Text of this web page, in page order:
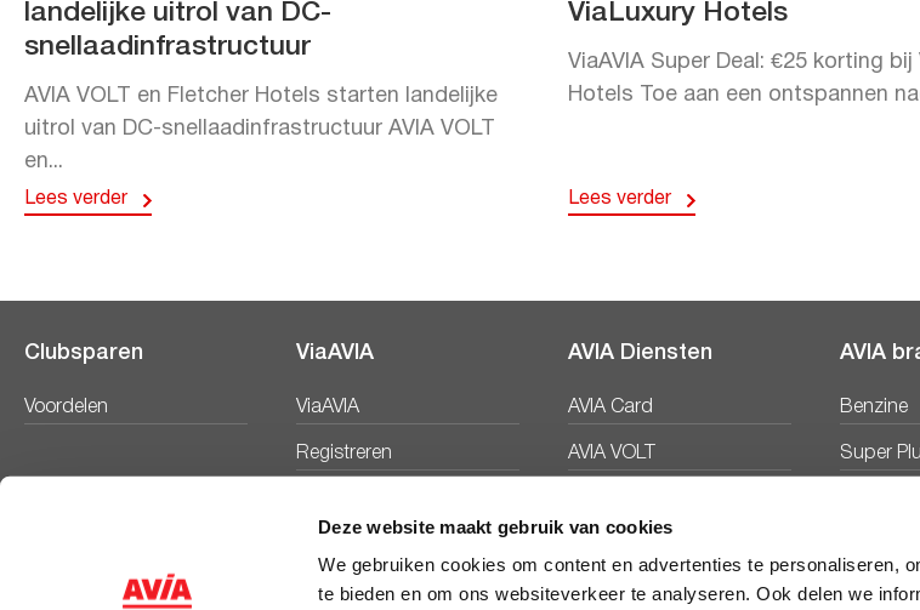
Deze website maakt gebruik van cookies
We gebruiken cookies om content en advertenties te personaliseren,
te bieden en om ons websiteverkeer te analyseren. Ook delen we
landelijke uitrol van DC-
snellaadinfrastructuur
AVIA VOLT en Fletcher Hotels starten landelijke
uitrol van DC-snellaadinfrastructuur AVIA VOLT
en...
Lees verder
ViaLuxury Hotels
ViaAVIA Super Deal: €25 korting bij
Hotels Toe aan een ontspannen
Lees verder
Clubsparen
Voordelen
ViaAVIA
ViaAVIA
Registreren
AVIA Diensten
AVIA Card
AVIA VOLT
AVIA
Benzine
Super